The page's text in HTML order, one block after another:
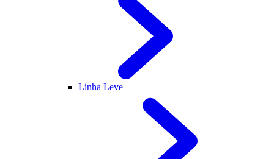
Linha Leve